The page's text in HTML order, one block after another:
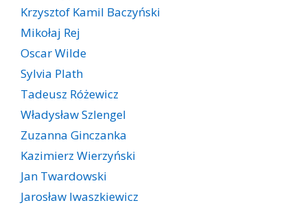
Krzysztof Kamil Baczyński
Mikołaj Rej
Oscar Wilde
Sylvia Plath
Tadeusz Różewicz
Władysław Szlengel
Zuzanna Ginczanka
Kazimierz Wierzyński
Jan Twardowski
Jarosław Iwaszkiewicz